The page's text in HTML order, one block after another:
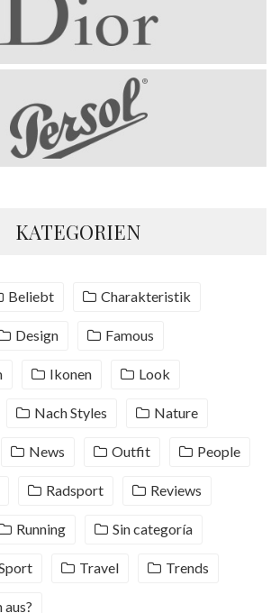
KATEGORIEN
Beliebt Charakteristik
Design Famous
Ikonen Look
Nach Styles Nature
News Outfit People
Radsport Reviews
Running Sin categoría
Travel Trends